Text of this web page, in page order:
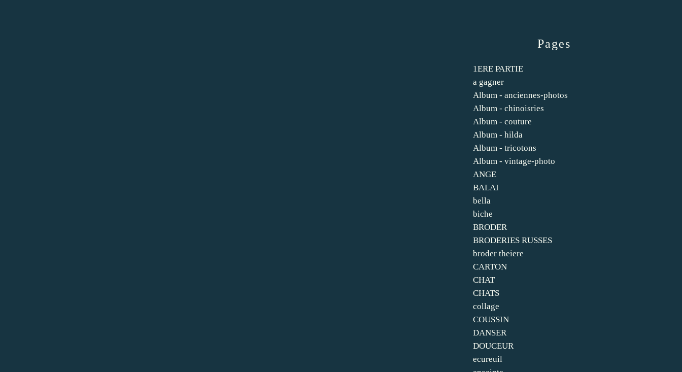
Pages
1ERE PARTIE
a gagner
Album - anciennes-photos
Album - chinoisries
Album - couture
Album - hilda
Album - tricotons
Album - vintage-photo
ANGE
BALAI
bella
biche
BRODER
BRODERIES RUSSES
broder theiere
CARTON
CHAT
CHATS
collage
COUSSIN
DANSER
DOUCEUR
ecureuil